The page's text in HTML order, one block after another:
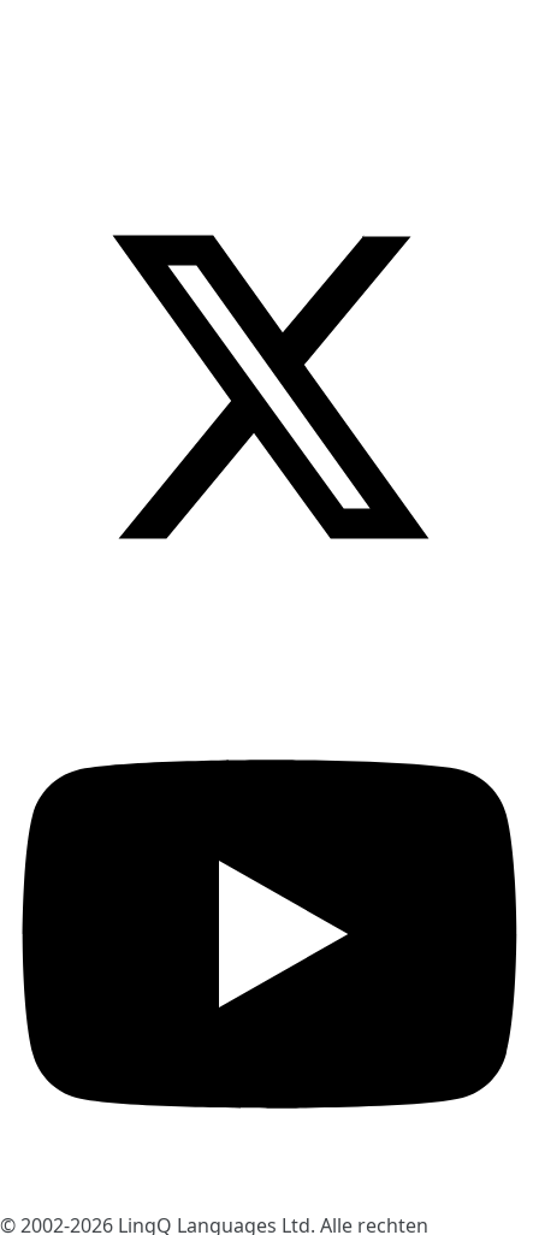
© 2002-2026 LingQ Languages Ltd. Alle rechten